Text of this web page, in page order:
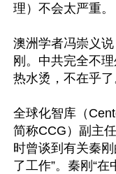
理）不会太严重。
澳洲学者冯崇义
刚。中共完全不
热水烫，不在乎了
全球化智库（
简称CCG）副主
时曾谈到有关秦
了工作”。秦刚“